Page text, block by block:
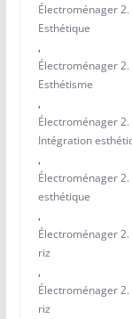
Électroménager
Esthétique
,
Électroménager
Esthétisme
,
Électroménager
Intégration
,
Électroménager
esthétique
,
Électroménager
riz
,
Électroménager
riz